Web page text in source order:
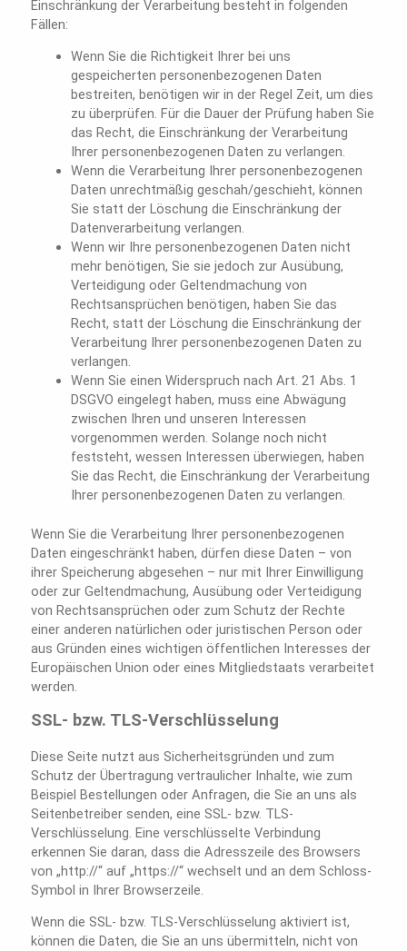
Einschränkung der Verarbeitung besteht in folgenden
Fällen:
Wenn Sie die Richtigkeit Ihrer bei uns
gespeicherten personenbezogenen Daten
bestreiten, benötigen wir in der Regel Zeit, um dies
zu überprüfen. Für die Dauer der Prüfung haben Sie
das Recht, die Einschränkung der Verarbeitung
Ihrer personenbezogenen Daten zu verlangen.
Wenn die Verarbeitung Ihrer personenbezogenen
Daten unrechtmäßig geschah/geschieht, können
Sie statt der Löschung die Einschränkung der
Datenverarbeitung verlangen.
Wenn wir Ihre personenbezogenen Daten nicht
mehr benötigen, Sie sie jedoch zur Ausübung,
Verteidigung oder Geltendmachung von
Rechtsansprüchen benötigen, haben Sie das
Recht, statt der Löschung die Einschränkung der
Verarbeitung Ihrer personenbezogenen Daten zu
verlangen.
Wenn Sie einen Widerspruch nach Art. 21 Abs. 1
DSGVO eingelegt haben, muss eine Abwägung
zwischen Ihren und unseren Interessen
vorgenommen werden. Solange noch nicht
feststeht, wessen Interessen überwiegen, haben
Sie das Recht, die Einschränkung der Verarbeitung
Ihrer personenbezogenen Daten zu verlangen.
Wenn Sie die Verarbeitung Ihrer personenbezogenen
Daten eingeschränkt haben, dürfen diese Daten – von
ihrer Speicherung abgesehen – nur mit Ihrer Einwilligung
oder zur Geltendmachung, Ausübung oder Verteidigung
von Rechtsansprüchen oder zum Schutz der Rechte
einer anderen natürlichen oder juristischen Person oder
aus Gründen eines wichtigen öffentlichen Interesses der
Europäischen Union oder eines Mitgliedstaats verarbeitet
werden.
SSL- bzw. TLS-Verschlüsselung
Diese Seite nutzt aus Sicherheitsgründen und zum
Schutz der Übertragung vertraulicher Inhalte, wie zum
Beispiel Bestellungen oder Anfragen, die Sie an uns als
Seitenbetreiber senden, eine SSL- bzw. TLS-
Verschlüsselung. Eine verschlüsselte Verbindung
erkennen Sie daran, dass die Adresszeile des Browsers
von „http://“ auf „https://“ wechselt und an dem Schloss-
Symbol in Ihrer Browserzeile.
Wenn die SSL- bzw. TLS-Verschlüsselung aktiviert ist,
können die Daten, die Sie an uns übermitteln, nicht von